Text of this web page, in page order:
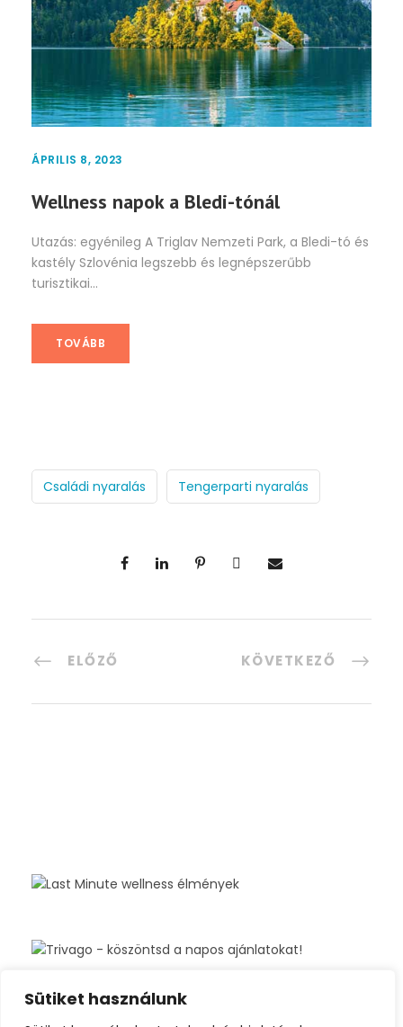
Sütiket használunk
ÁPRILIS 8, 2023
Wellness napok a Bledi-tónál
Utazás: egyénileg A Triglav Nemzeti Park, a Bledi-tó és
kastély Szlovénia legszebb és legnépszerűbb
turisztikai...
TOVÁBB
Családi nyaralás Tengerparti nyaralás
ELŐZŐ KÖVETKEZŐ